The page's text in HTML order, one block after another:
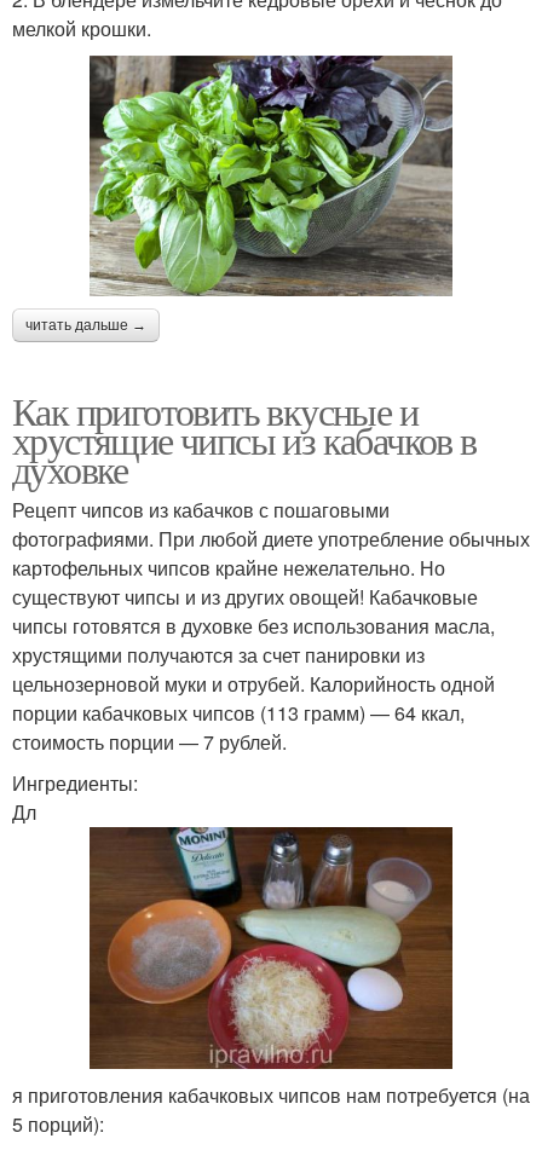
мелкой крошки.
читать дальше →
Как приготовить вкусные и
хрустящие чипсы из кабачков в
духовке
Рецепт чипсов из кабачков с пошаговыми
фотографиями. При любой диете употребление обычных
картофельных чипсов крайне нежелательно. Но
существуют чипсы и из других овощей! Кабачковые
чипсы готовятся в духовке без использования масла,
хрустящими получаются за счет панировки из
цельнозерновой муки и отрубей. Калорийность одной
порции кабачковых чипсов (113 грамм) — 64 ккал,
стоимость порции — 7 рублей.
Ингредиенты:
Дл
я приготовления кабачковых чипсов нам потребуется (на
5 порций):